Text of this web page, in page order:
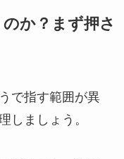
か？まず押さ
で指す範囲が異
しましょう。